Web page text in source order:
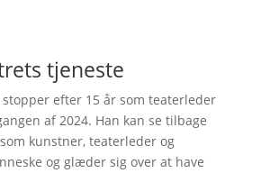
tjeneste
stopper efter 15 år som teaterleder
af 2024. Han kan se tilbage
kunstner, teaterleder og
og glæder sig over at have